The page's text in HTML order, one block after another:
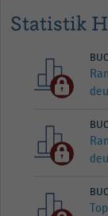
Statistik